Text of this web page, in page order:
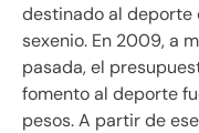
destinado al deporte
sexenio. En 2009, a
pasada, el
fomento al deporte
pesos. A partir de